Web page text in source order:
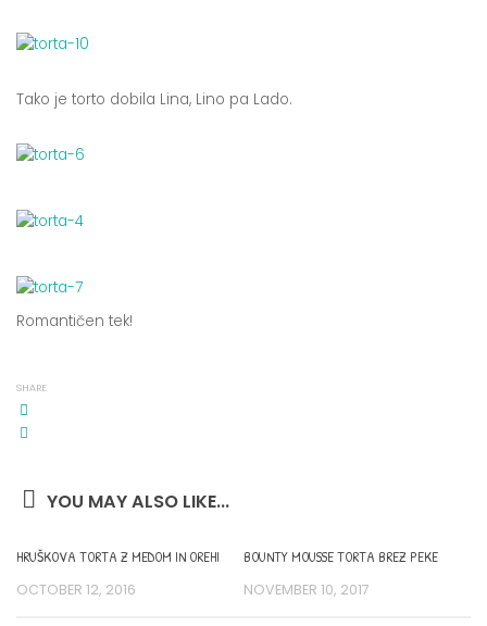
Tako je torto dobila Lina, Lino pa Lado.
Romantičen tek!
SHARE
YOU MAY ALSO LIKE...
HRUŠKOVA TORTA Z MEDOM IN OREHI
OCTOBER 12, 2016
BOUNTY MOUSSE TORTA BREZ PEKE
NOVEMBER 10, 2017